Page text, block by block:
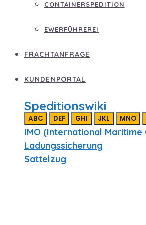
CONTAINERSPEDITION
EWERFÜHREREI
FRACHTANFRAGE
KUNDENPORTAL
Speditionswiki
ABC DEF GHI JKL MNO
IMO (International
Ladungssicherung
Sattelzug